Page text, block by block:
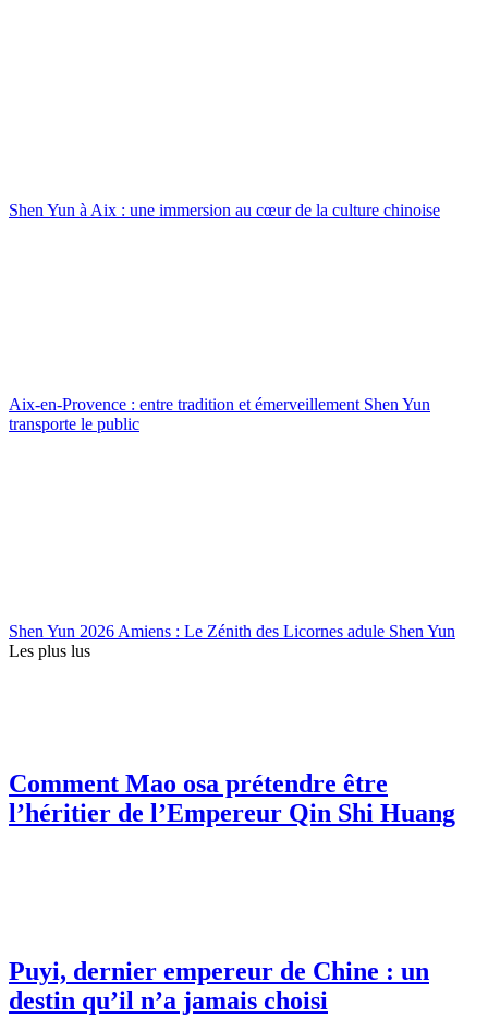
Shen Yun à Aix : une immersion au cœur de la culture chinoise
Aix-en-Provence : entre tradition et émerveillement Shen Yun
transporte le public
Shen Yun 2026 Amiens : Le Zénith des Licornes adule Shen Yun
Les plus lus
Comment Mao osa prétendre être
l’héritier de l’Empereur Qin Shi Huang
Puyi, dernier empereur de Chine : un
destin qu’il n’a jamais choisi